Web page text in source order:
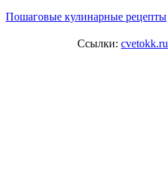
Пошаговые кулинарные рецепты
Ссылки: cvetokk.ru